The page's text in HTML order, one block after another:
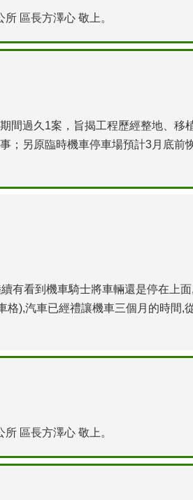
區長方澤心 敬上。
間過久1案，旨揭工程歷經整地、移
；另原臨時機車停車場預計3月底前
有看到機車騎士將車輛還是停在上
),汽車已經禮讓機車三個月的時間,
區長方澤心 敬上。